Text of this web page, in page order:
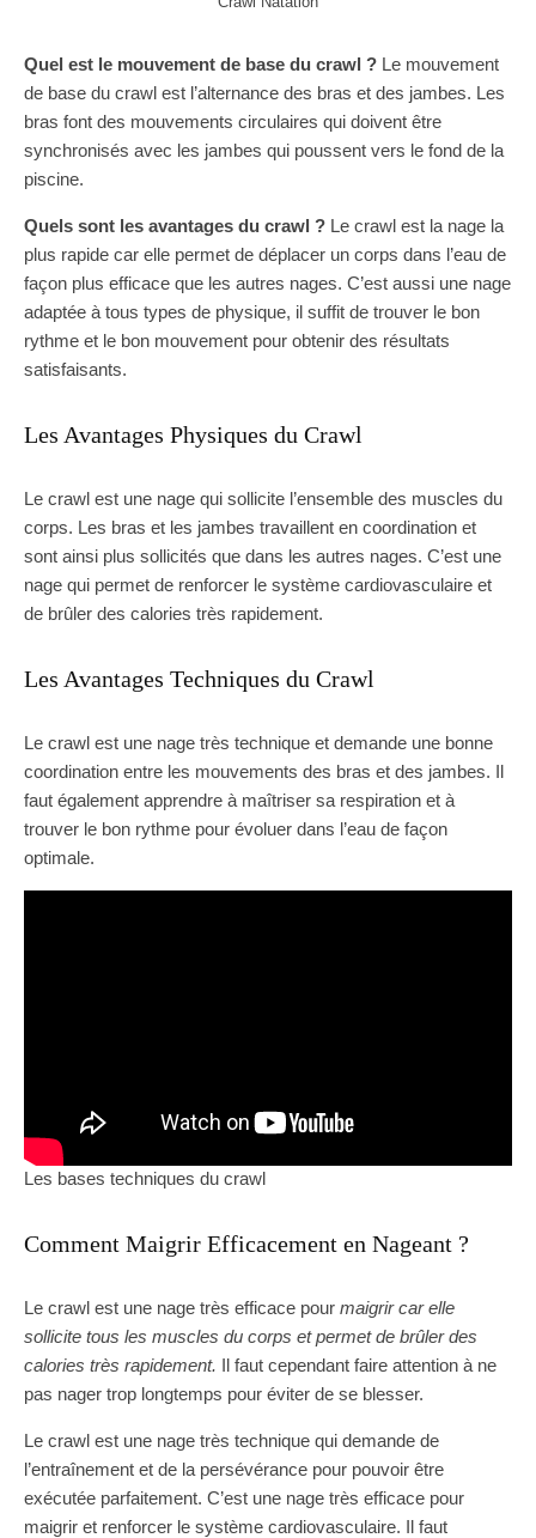
Quel est le mouvement de base du crawl ? Le mouvement
de base du crawl est l’alternance des bras et des jambes. Les
bras font des mouvements circulaires qui doivent être
synchronisés avec les jambes qui poussent vers le fond de la
piscine.
Quels sont les avantages du crawl ? Le crawl est la nage la
plus rapide car elle permet de déplacer un corps dans l’eau de
façon plus efficace que les autres nages. C’est aussi une nage
adaptée à tous types de physique, il suffit de trouver le bon
rythme et le bon mouvement pour obtenir des résultats
satisfaisants.
Les Avantages Physiques du Crawl
Le crawl est une nage qui sollicite l’ensemble des muscles du
corps. Les bras et les jambes travaillent en coordination et
sont ainsi plus sollicités que dans les autres nages. C’est une
nage qui permet de renforcer le système cardiovasculaire et
de brûler des calories très rapidement.
Les Avantages Techniques du Crawl
Le crawl est une nage très technique et demande une bonne
coordination entre les mouvements des bras et des jambes. Il
faut également apprendre à maîtriser sa respiration et à
trouver le bon rythme pour évoluer dans l’eau de façon
optimale.
Les bases techniques du crawl
Comment Maigrir Efficacement en Nageant ?
Le crawl est une nage très efficace pour maigrir car elle
sollicite tous les muscles du corps et permet de brûler des
calories très rapidement. Il faut cependant faire attention à ne
pas nager trop longtemps pour éviter de se blesser.
Le crawl est une nage très technique qui demande de
l’entraînement et de la persévérance pour pouvoir être
exécutée parfaitement. C’est une nage très efficace pour
maigrir et renforcer le système cardiovasculaire. Il faut